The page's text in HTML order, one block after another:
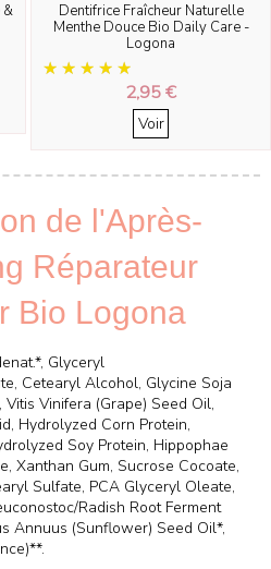
&
Dentifrice Fraîcheur Naturelle
Menthe Douce Bio Daily Care -
Logona
2,95 €
Voir
de l'Après-
Réparateur
Bio Logona
Glyceryl
Cetearyl Alcohol, Glycine Soja
Vinifera (Grape) Seed Oil,
Hydrolyzed Corn Protein,
Soy Protein, Hippophae
Xanthan Gum, Sucrose Cocoate,
Sulfate, PCA Glyceryl Oleate,
Radish Root Ferment
Annuus (Sunflower) Seed Oil*,